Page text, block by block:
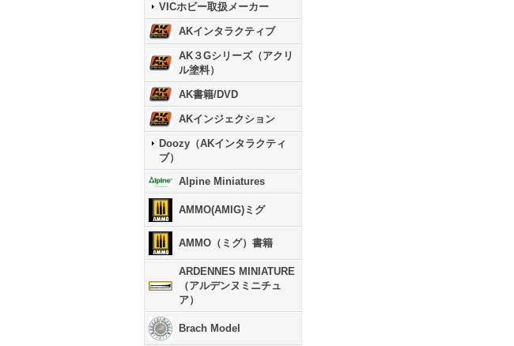
VICホビー取扱メーカー
AKインタラクティブ
AK３Gシリーズ（アクリ
ル塗料）
AK書籍/DVD
AKインジェクション
Doozy（AKインタラクティ
ブ）
Alpine Miniatures
AMMO(AMIG)ミグ
AMMO（ミグ）書籍
ARDENNES MINIATURE
（アルデンヌミニチュ
ア）
Brach Model